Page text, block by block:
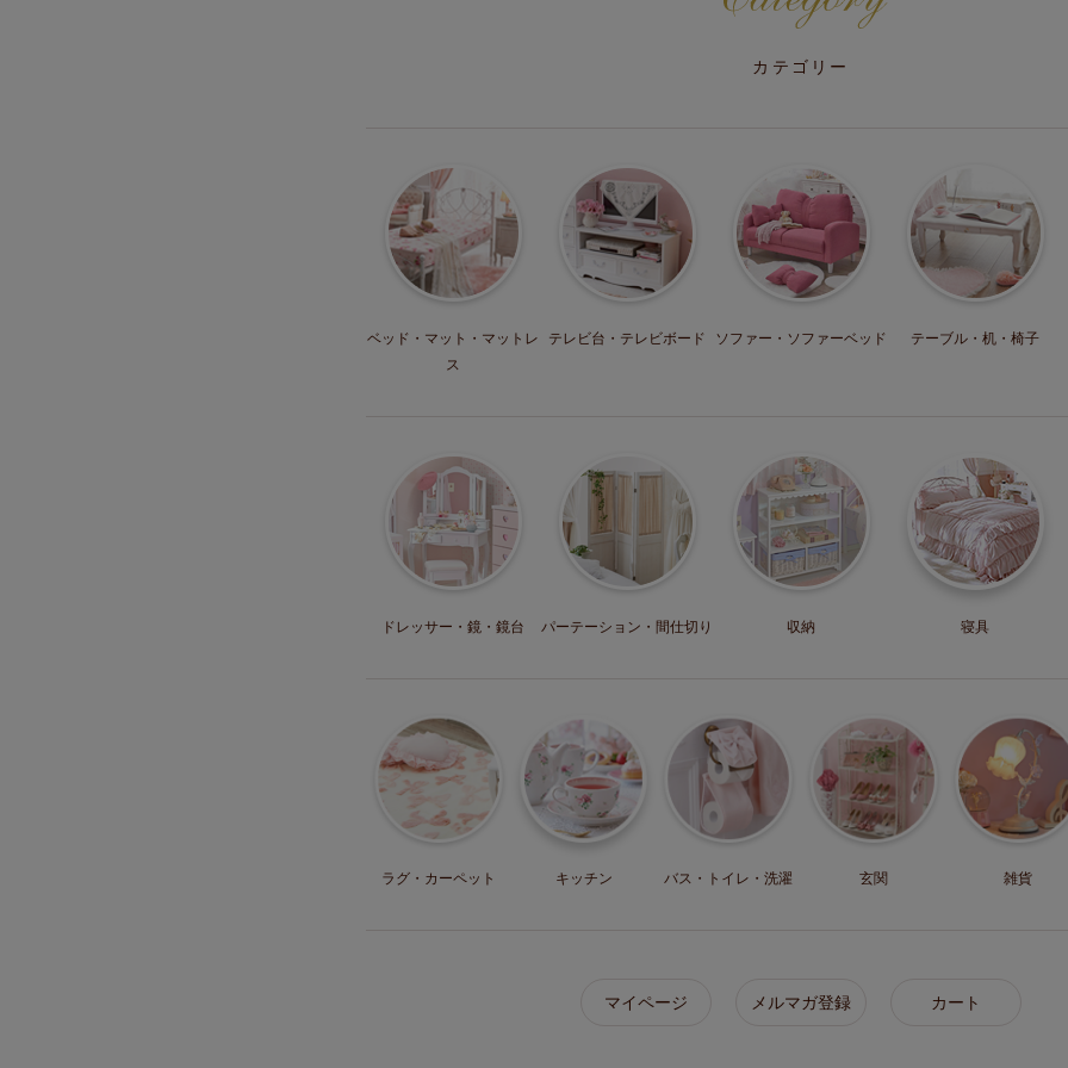
カテゴリー
ベッド・マット ・マットレ
ス
テレビ台・ テレビボード ソファー・ ソファーベッド テーブル・机・ 椅子
ドレッサー・ 鏡・鏡台 パーテーション・ 間仕切り 収納 寝具
ラグ・ カーペット キッチン バス・トイレ・洗濯 玄関 雑貨
マイページ メルマガ登録 カート